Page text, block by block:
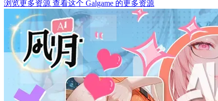
浏览更多资源 查看这个 Galgame 的更多资源